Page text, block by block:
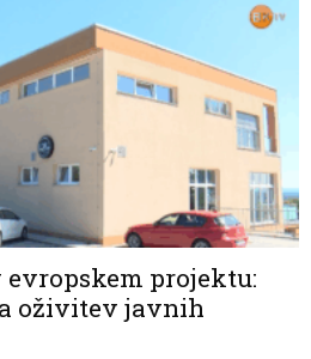
projektu:
oživitev javnih